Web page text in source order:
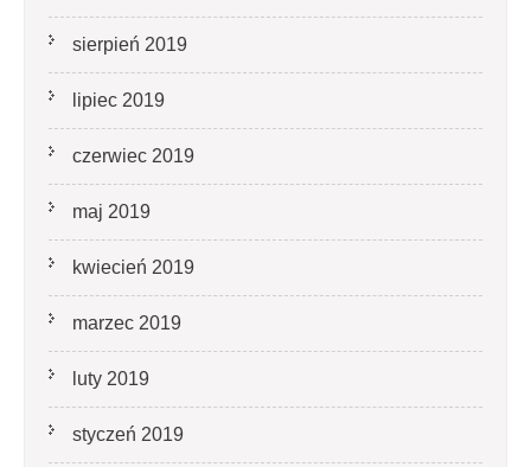
sierpień 2019
lipiec 2019
czerwiec 2019
maj 2019
kwiecień 2019
marzec 2019
luty 2019
styczeń 2019